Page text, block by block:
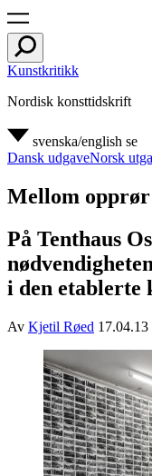
Kunstkritikk
Nordisk konsttidskrift
svenska/english se
Dansk udgaveNorsk
Mellom
På Tenthaus
i den etablerte
Av Kjetil Røed 17.04.13